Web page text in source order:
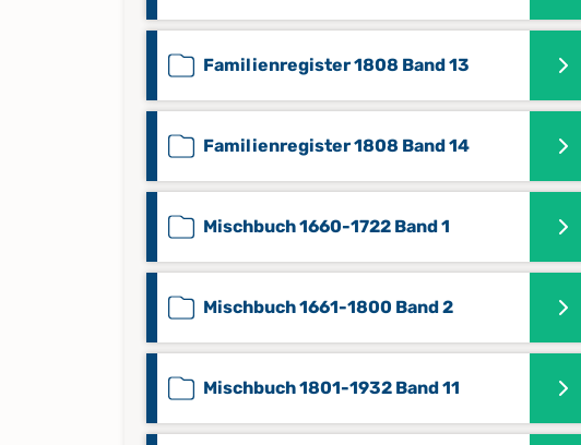
Familienregister 1808 Band 13
Familienregister 1808 Band 14
Mischbuch 1660-1722 Band 1
Mischbuch 1661-1800 Band 2
Mischbuch 1801-1932 Band 11